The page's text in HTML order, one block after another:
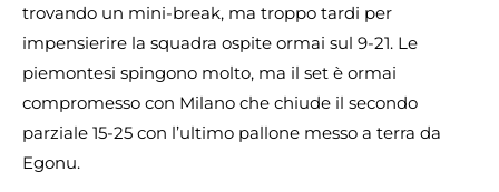
trovando un mini-break, ma troppo tardi per
impensierire la squadra ospite ormai sul 9-21. Le
piemontesi spingono molto, ma il set è ormai
compromesso con Milano che chiude il secondo
parziale 15-25 con l’ultimo pallone messo a terra da
Egonu.